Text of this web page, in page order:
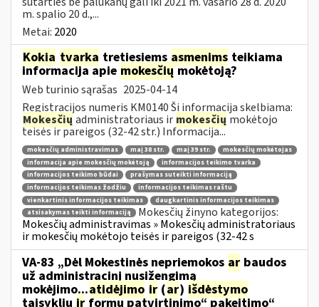
m. spalio 20 d.,...
Metai: 2020
Kokia tvarka tretiesiems asmenims teikiama
informacija apie mokesčiųmokėtoją?
Web turinio sąrašas 2025-04-14
Registracijos numeris KM0140 Ši informacija skelbiama:
Mokesčių administratoriaus ir mokesčių mokėtojo
teisės ir pareigos (32-42 str.) Informacija...
mokesčių administravimas maį 38 str. maį 39 str.
mokesčių mokėtojas
informacija apie mokesčių mokėtoją
informacijos teikimo tvarka
informacijos teikimo būdai
prašymas suteikti informaciją
informacijos teikimas žodžiu
informacijos teikimas raštu
vienkartinis informacijos teikimas
daugkartinis informacijos teikimas
atsisakymas teikti informaciją
Mokesčių žinyno kategorijos:
Mokesčių administravimas » Mokesčių administratoriaus
ir mokesčių mokėtojo teisės ir pareigos (32-42 s
VA-83 „Dėl Mokestinės nepriemokos ar baudos
už administracinį nusižengimą
mokėjimo...atidėjimo ir (ar) išdėstymo
taisyklių ir formų patvirtinimo“ pakeitimo“